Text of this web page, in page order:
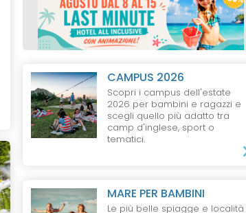
CAMPUS 2026
Scopri i campus dell'estate
2026 per bambini e ragazzi e
scegli quello più adatto tra
camp d'inglese, sport o
tematici.
MARE PER BAMBINI
Le più belle spiagge e località